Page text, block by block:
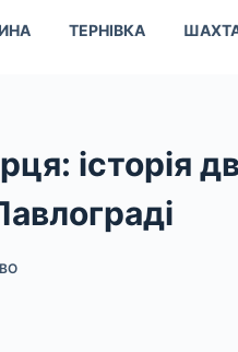
ТЕРНІВКА
історія